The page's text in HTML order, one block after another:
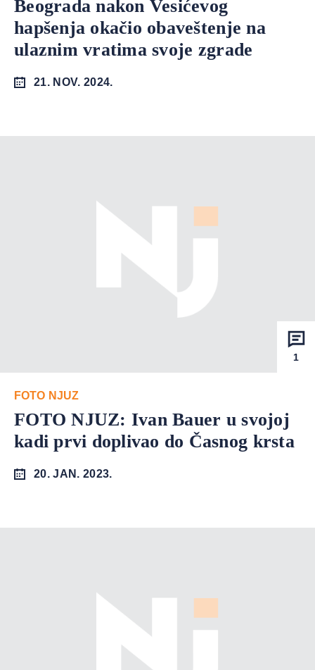
Beograda nakon Vesićevog
hapšenja okačio obaveštenje na
ulaznim vratima svoje zgrade
21. NOV. 2024.
1
FOTO NJUZ
FOTO NJUZ: Ivan Bauer u svojoj
kadi prvi doplivao do Časnog krsta
20. JAN. 2023.